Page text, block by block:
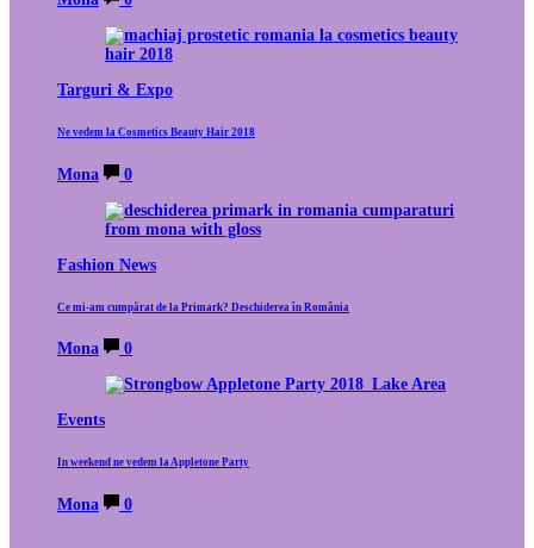
Targuri & Expo
Ne vedem la Cosmetics Beauty Hair 2018
Mona 0
Fashion News
Ce mi-am cumpărat de la Primark? Deschiderea în România
Mona 0
Events
In weekend ne vedem la Appletone Party
Mona 0